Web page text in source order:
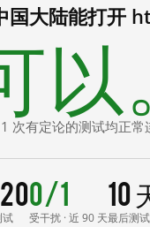
国大陆能打开
以
次有定论的测试均正常
试
0/1
受干扰 · 近 90 天
10
最后测试